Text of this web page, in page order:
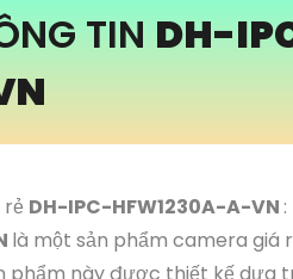
TINDH-
DH-IPC-HFW1230A-A-VN :
là một sản phẩm camera giá